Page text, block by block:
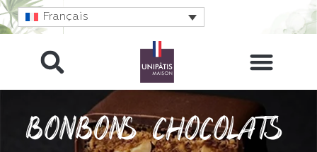
Français
Bonbons chocolats